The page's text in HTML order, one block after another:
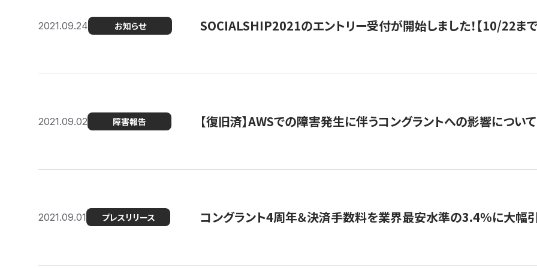
2021.09.24 お知らせ SOCIALSHIP2021のエントリー受付が開始しました！【10/22まで
2021.09.02 障害報告 【復旧済】AWSでの障害発生に伴うコングラントへの影響について
2021.09.01 プレスリリース コングラント4周年＆決済手数料を業界最安水準の3.4％に大幅